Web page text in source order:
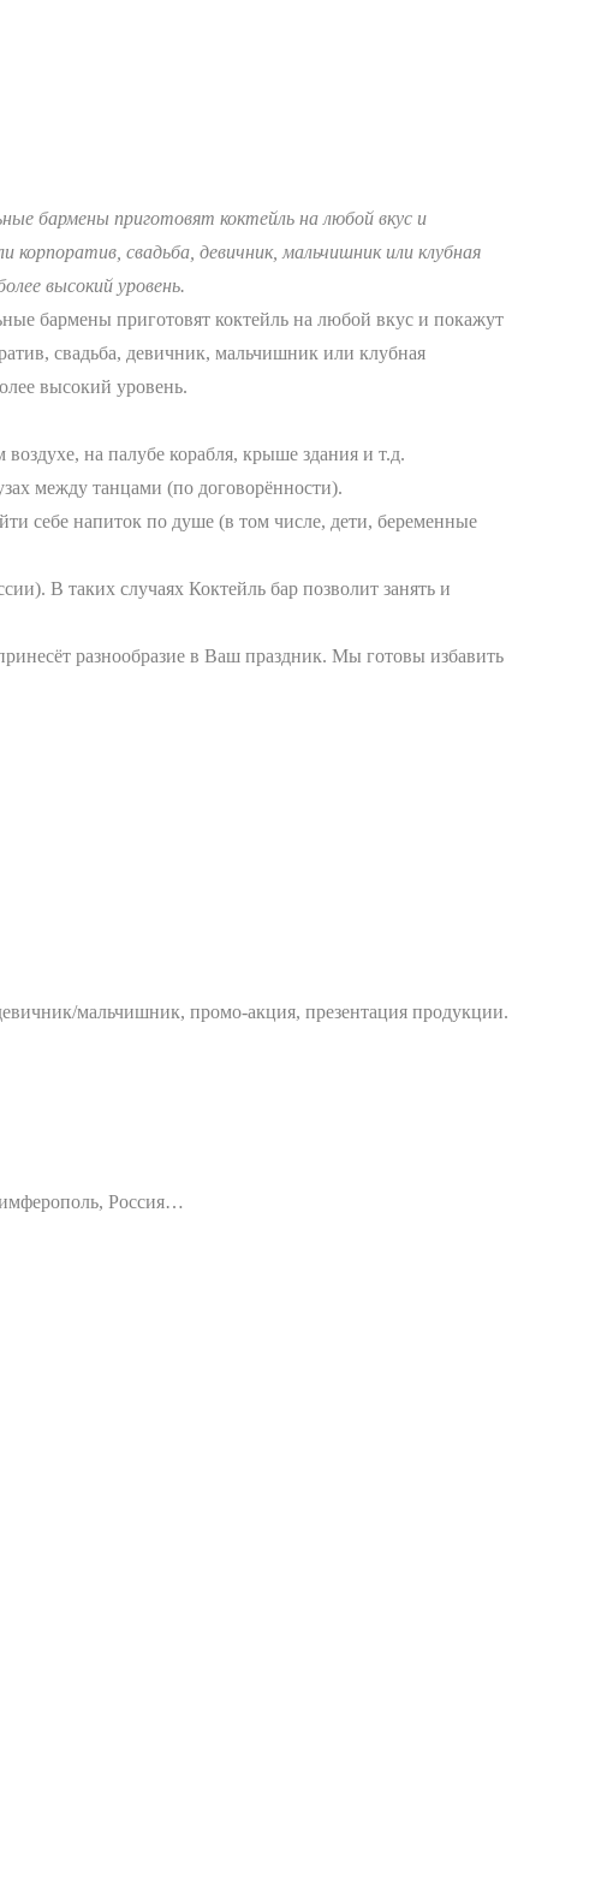
бармены приготовят коктейль на любой вкус и
свадьба, девичник, мальчишник или клубная
высокий уровень.
бармены приготовят коктейль на любой вкус и покажут
свадьба, девичник, мальчишник или клубная
высокий уровень.
на палубе корабля, крыше здания и т.д.
между танцами (по договорённости).
себе напиток по душе (в том числе, дети, беременные
В таких случаях Коктейль бар позволит занять и
разнообразие в Ваш праздник. Мы готовы избавить
мальчишник, промо-акция, презентация продукции.
Россия…